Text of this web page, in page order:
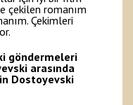
çekilen romanım
Çekimleri
göndermeleri
arasında
Dostoyevski